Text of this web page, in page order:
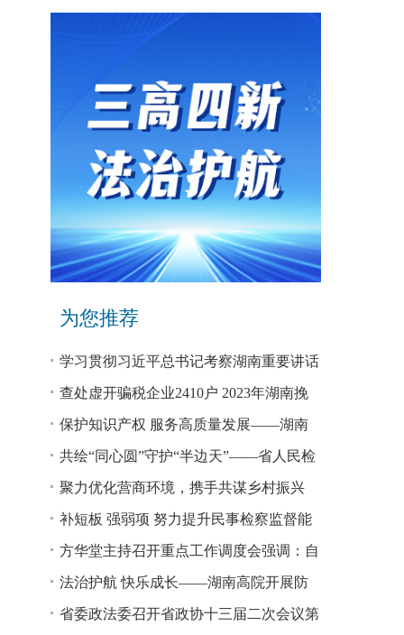
为您推荐
学习贯彻习近平总书记考察湖南重要讲话
和指示精神专题研讨班开班
查处虚开骗税企业2410户 2023年湖南挽
回税款损失48.2亿元
保护知识产权 服务高质量发展——湖南
省公安厅公布打击侵犯知识产权犯罪10起
典型案例
共绘“同心圆”守护“半边天”——省人民检
察院、省妇联共同主办检察开放日活动
聚力优化营商环境，携手共谋乡村振兴
—— 省法院驻大坪村工作队、村“两委”干
部赴企参观学习调研
补短板 强弱项 努力提升民事检察监督能
力
方华堂主持召开重点工作调度会强调：自
我加压 砥砺奋进 推动工作更有成效 更加
出彩
法治护航 快乐成长——湖南高院开展防
欺凌、防性侵公益普法宣讲
省委政法委召开省政协十三届二次会议第